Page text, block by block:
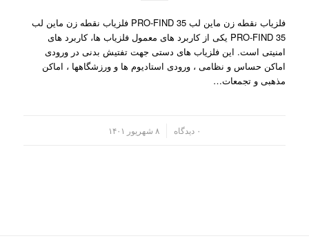
فلزیاب نقطه زن ماین لب PRO-FIND 35 فلزیاب نقطه زن ماین لب
PRO-FIND 35 یکی از کاربرد های معمول فلزیاب ها، کاربرد های
امنیتی است. این فلزیاب های دستی جهت تفتیش بدنی در ورودی
اماکن حساس و نظامی ، ورودی استادیوم ها و ورزشگاهها ، اماکن
مذهبی و تجمعات…
۰ دیدگاه ۸ شهریور ۱۴۰۱